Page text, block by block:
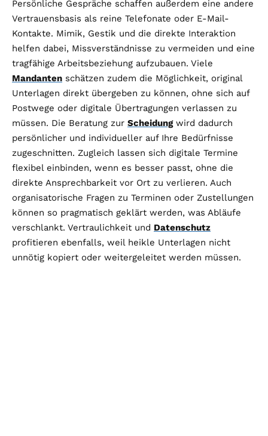
Persönliche Gespräche schaffen außerdem eine andere
Vertrauensbasis als reine Telefonate oder E-Mail-
Kontakte. Mimik, Gestik und die direkte Interaktion
helfen dabei, Missverständnisse zu vermeiden und eine
tragfähige Arbeitsbeziehung aufzubauen. Viele
Mandanten schätzen zudem die Möglichkeit, original
Unterlagen direkt übergeben zu können, ohne sich auf
Postwege oder digitale Übertragungen verlassen zu
müssen. Die Beratung zur Scheidungwird dadurch
persönlicher und individueller auf Ihre Bedürfnisse
zugeschnitten. Zugleich lassen sich digitale Termine
flexibel einbinden, wenn es besser passt, ohne die
direkte Ansprechbarkeit vor Ort zu verlieren. Auch
organisatorische Fragen zu Terminen oder Zustellungen
können so pragmatisch geklärt werden, was Abläufe
verschlankt. Vertraulichkeit und Datenschutz
profitieren ebenfalls, weil heikle Unterlagen nicht
unnötig kopiert oder weitergeleitet werden müssen.